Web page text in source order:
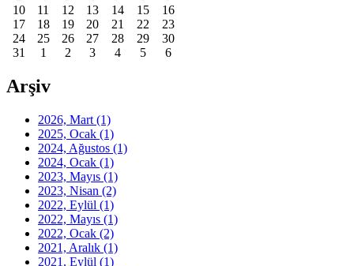
10
11 12 13 14 15
16
17
18 19 20 21 22
23
24
25 26 27 28 29
30
31
1 2 3 4 5 6
Arşiv
2026, Mart (1)
2025, Ocak (1)
2024, Ağustos (1)
2024, Ocak (1)
2023, Mayıs (1)
2023, Nisan (2)
2022, Eylül (1)
2022, Mayıs (1)
2022, Ocak (2)
2021, Aralık (1)
2021, Eylül (1)